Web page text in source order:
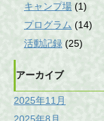
キャンプ場 (1)
プログラム (14)
活動記録 (25)
アーカイブ
2025年11月